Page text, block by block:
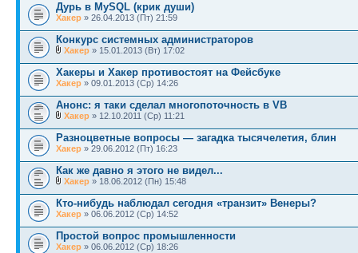
Дурь в MySQL (крик души)
Хакер » 26.04.2013 (Пт) 21:59
Конкурс системных администраторов
Хакер » 15.01.2013 (Вт) 17:02
Хакеры и Хакер противостоят на Фейсбуке
Хакер » 09.01.2013 (Ср) 14:26
Анонс: я таки сделал многопоточность в VB
Хакер » 12.10.2011 (Ср) 11:21
Разноцветные вопросы — загадка тысячелетия, блин
Хакер » 29.06.2012 (Пт) 16:23
Как же давно я этого не видел...
Хакер » 18.06.2012 (Пн) 15:48
Кто-нибудь наблюдал сегодня «транзит» Венеры?
Хакер » 06.06.2012 (Ср) 14:52
Простой вопрос промышленности
Хакер » 06.06.2012 (Ср) 18:26